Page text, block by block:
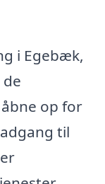
i Egebæk,
op for
til